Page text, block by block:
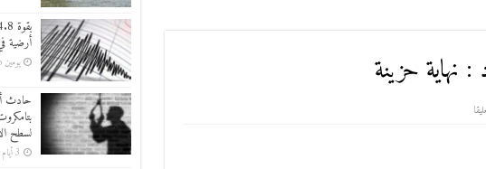
نهاية حزينة
أرضية
يومين ago
حادث
لسطح
3 أيام ago